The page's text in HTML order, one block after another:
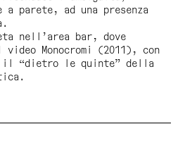
parete, ad una presenza
nell’area bar, dove
video
Monocromi
(2011), con
il “dietro le quinte” della